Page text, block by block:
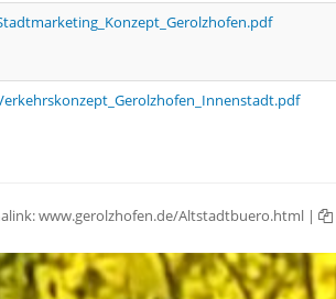
www.gerolzhofen.de/Altstadtbuero.html |